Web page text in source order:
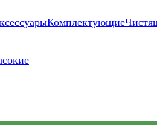
Комплектующие